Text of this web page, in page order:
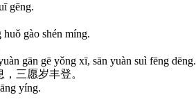
gēng.
gào shén míng.
gān gē yǒng xī, sān yuàn suì fēng dēng.
三愿岁丰登。
yíng.